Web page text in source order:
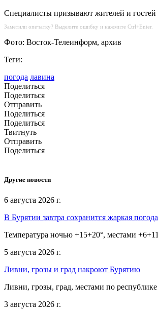
Специалисты призывают жителей и гостей
Заметили опечатку? Выделите ошибку и нажмите Ctrl+Enter.
Фото: Восток-Телеинформ, архив
Теги:
погода лавина
Поделиться
Поделиться
Отправить
Поделиться
Поделиться
Твитнуть
Отправить
Поделиться
Другие новости
6 августа 2026 г.
В Бурятии завтра сохранится жаркая погода
Температура ночью +15+20°, местами
5 августа 2026 г.
Ливни, грозы и град накроют Бурятию
Ливни, грозы, град, местами по
3 августа 2026 г.